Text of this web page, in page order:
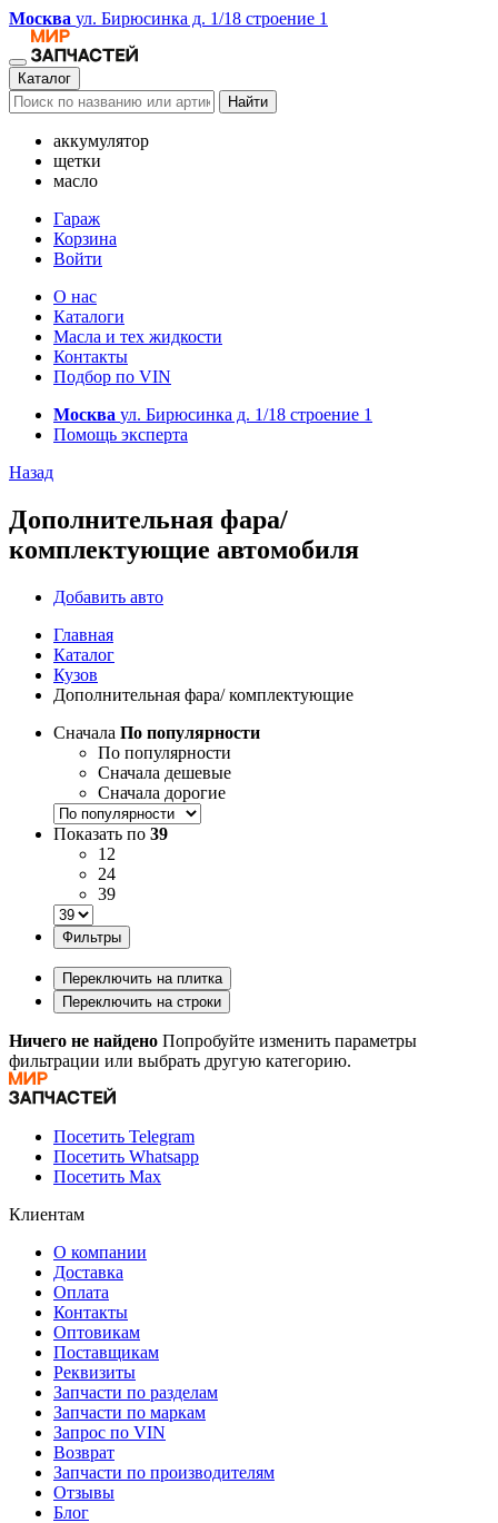
Москва ул. Бирюсинка д. 1/18 строение 1
Каталог
Найти
аккумулятор
щетки
масло
Гараж
Корзина
Войти
О нас
Каталоги
Масла и тех жидкости
Контакты
Подбор по VIN
Москва ул. Бирюсинка д. 1/18 строение 1
Помощь эксперта
Назад
Дополнительная фара/
комплектующие автомобиля
Добавить авто
Главная
Каталог
Кузов
Дополнительная фара/ комплектующие
Сначала По популярности
По популярности
Сначала дешевые
Сначала дорогие
Показать по 39
12
24
39
Фильтры
Переключить на плитка
Переключить на строки
Ничего не найдено Попробуйте изменить параметры
фильтрации или выбрать другую категорию.
Посетить Telegram
Посетить Whatsapp
Посетить Max
Клиентам
О компании
Доставка
Оплата
Контакты
Оптовикам
Поставщикам
Реквизиты
Запчасти по разделам
Запчасти по маркам
Запрос по VIN
Возврат
Запчасти по производителям
Отзывы
Блог